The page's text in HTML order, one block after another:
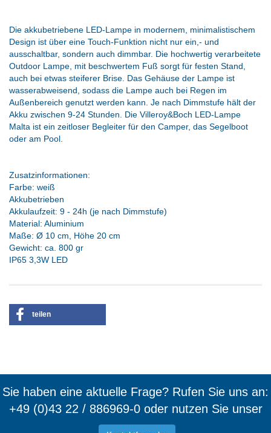
Die akkubetriebene LED-Lampe in modernem, minimalistischem
Design ist über eine Touch-Funktion nicht nur ein,- und
ausschaltbar, sondern auch dimmbar. Die hochwertig verarbeitete
Outdoor Lampe, mit beschwertem Fuß sorgt für festen Stand,
auch bei etwas steiferer Brise. Das Gehäuse der Lampe ist
wasserabweisend, sodass die Lampe auch bei Regen im
Außenbereich genutzt werden kann. Je nach Dimmstufe hält der
Akku zwischen 9-24 Stunden. Die Villeroy&Boch LED-Lampe
Malta ist ein zeitloser Begleiter für den Camper, das Segelboot
oder am Pool.
Zusatzinformationen:
Farbe: weiß
Akkubetrieben
Akkulaufzeit: 9 - 24h (je nach Dimmstufe)
Material: Aluminium
Maße: Ø 10 cm, Höhe 20 cm
Gewicht: ca. 800 gr
IP65 3,3W LED
teilen
Sie haben eine aktuelle Frage? Rufen Sie uns an:
+49 (0)43 22 / 886969-0 oder nutzen Sie unser